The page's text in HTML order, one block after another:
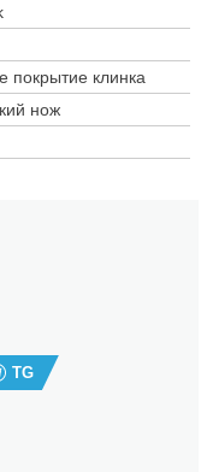
покрытие клинка
нож
TG